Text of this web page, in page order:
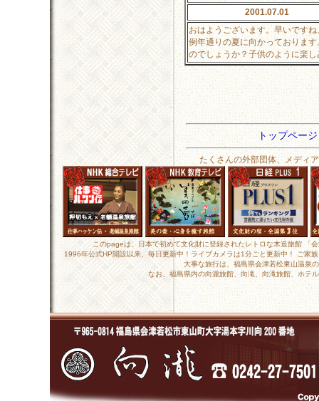
2001.07.01
おはようございます。早いです
例年通りの夏に向かっておりま
のでしょうか？子供のように楽
トップペー
たくさんの外部団体、メディ
このpageは、日本で初めて文化財に登録されたレトロな木造旅館
1996年公式HP開設以来、毎日更新中！ライブカメラは1分ごと更新中！ ご家
大事な旅行は、福島県会津若松東山温泉
なお、福島県内の向瀧旅館、向滝、向滝旅館、ホテ